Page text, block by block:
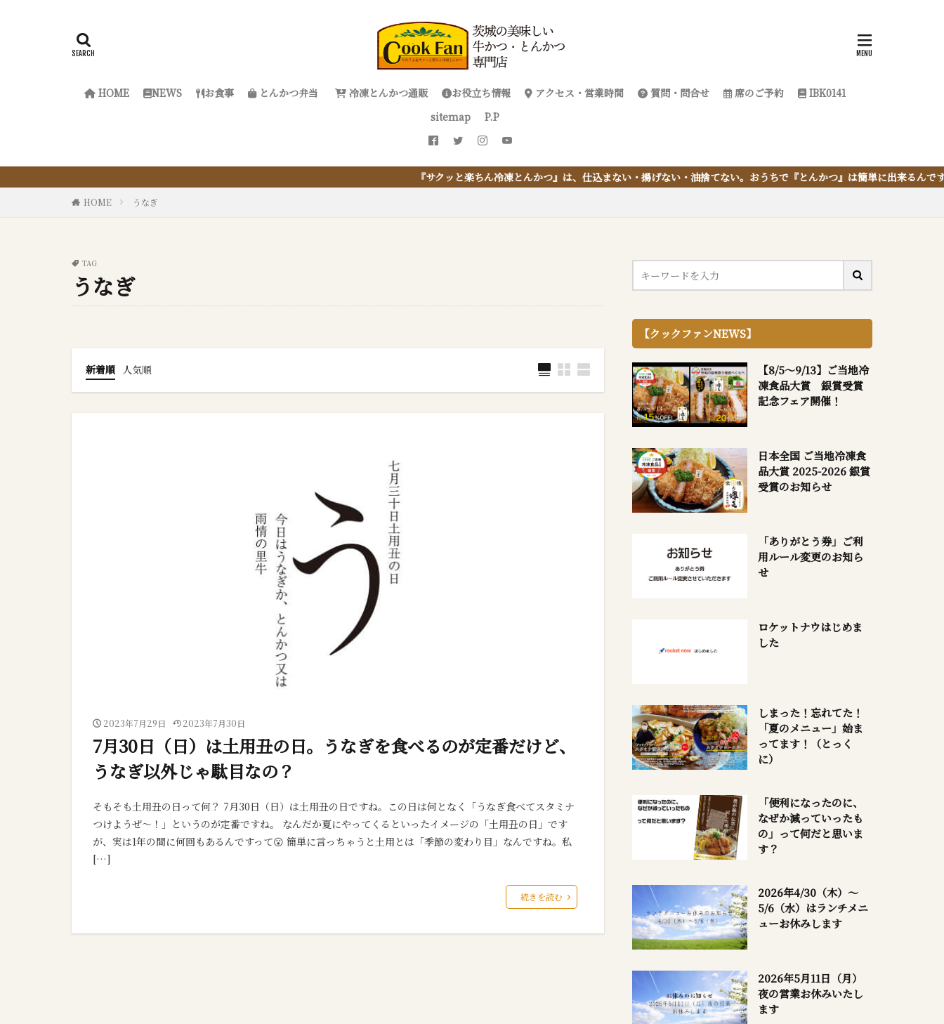
HOME NEWS お食事 とんかつ弁当 冷凍とんかつ通販 お役立ち情報 アクセス・営業時間 質問・問合せ 席のご予約
IBK0141
sitemap
P.P
『サクッと楽ちん冷凍とんかつ』は、仕込まない・揚げない・油捨てない。おうちで『とんかつ』は簡単に出来るんです
HOME うなぎ
TAG
うなぎ
新着順 人気順
2023年7月29日 2023年7月30日
7月30日（日）は土用丑の日。うなぎを食べるのが定番だけど、
うなぎ以外じゃ駄目なの？
そもそも土用丑の日って何？ 7月30日（日）は土用丑の日ですね。この日は何となく「うなぎ食べてスタミナ
つけようぜ～！」というのが定番ですね。 なんだか夏にやってくるといったイメージの「土用丑の日」です
が、実は1年の間に何回もあるんですって😮 簡単に言っちゃうと土用とは「季節の変わり目」なんですね。私
[…]
続きを読む
【クックファンNEWS】
【8/5～9/13】ご当地冷
凍食品大賞 銀賞受賞
記念フェア開催！
日本全国 ご当地冷凍食
品大賞 2025-2026 銀賞
受賞のお知らせ
「ありがとう券」ご利
用ルール変更のお知ら
せ
ロケットナウはじめま
した
しまった！忘れてた！
「夏のメニュー」始ま
ってます！（とっく
に）
「便利になったのに、
なぜか減っていったも
の」って何だと思いま
す？
2026年4/30（木）～
5/6（水）はランチメニ
ューお休みします
2026年5月11日（月）
夜の営業お休みいたし
ます